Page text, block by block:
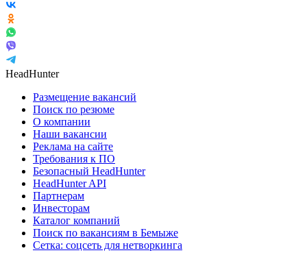
HeadHunter
Размещение вакансий
Поиск по резюме
О компании
Наши вакансии
Реклама на сайте
Требования к ПО
Безопасный HeadHunter
HeadHunter API
Партнерам
Инвесторам
Каталог компаний
Поиск по вакансиям в Бемыже
Сетка: соцсеть для нетворкинга